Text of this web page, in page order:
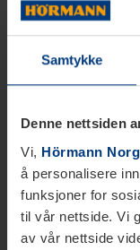
Samtykke
Denne nettsiden
Vi, Hörmann
å personalisere
funksjoner for
til vår nettside. Vi
av vår nettside